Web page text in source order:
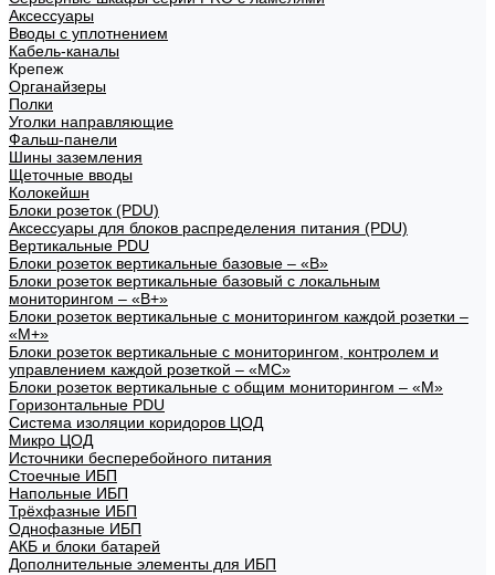
Аксессуары
Вводы с уплотнением
Кабель-каналы
Крепеж
Органайзеры
Полки
Уголки направляющие
Фальш-панели
Шины заземления
Щеточные вводы
Колокейшн
Блоки розеток (PDU)
Аксессуары для блоков распределения питания (PDU)
Вертикальные PDU
Блоки розеток вертикальные базовые – «В»
Блоки розеток вертикальные базовый с локальным
мониторингом – «В+»
Блоки розеток вертикальные с мониторингом каждой розетки –
«М+»
Блоки розеток вертикальные с мониторингом, контролем и
управлением каждой розеткой – «МС»
Блоки розеток вертикальные с общим мониторингом – «М»
Горизонтальные PDU
Система изоляции коридоров ЦОД
Микро ЦОД
Источники бесперебойного питания
Стоечные ИБП
Напольные ИБП
Трёхфазные ИБП
Однофазные ИБП
АКБ и блоки батарей
Дополнительные элементы для ИБП